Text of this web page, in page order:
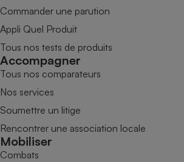
Commander une parution
Appli Quel Produit
Tous nos tests de produits
Accompagner
Tous nos comparateurs
Nos services
Soumettre un litige
Rencontrer une association locale
Mobiliser
Combats